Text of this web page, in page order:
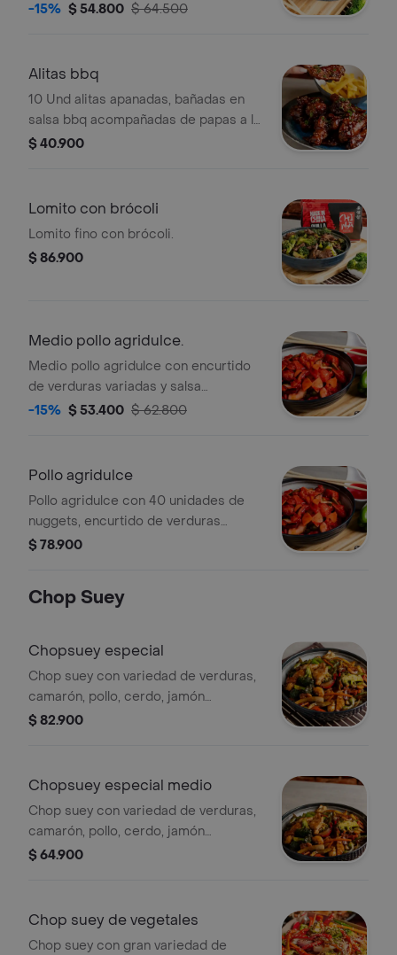
-15% $ 54.800 $ 64.500
Alitas bbq
10 Und alitas apanadas, bañadas en
salsa bbq acompañadas de papas a la
francesa
$ 40.900
Lomito con brócoli
Lomito fino con brócoli.
$ 86.900
Medio pollo agridulce.
Medio pollo agridulce con encurtido
de verduras variadas y salsa
agridulce.
-15% $ 53.400 $ 62.800
Pollo agridulce
Pollo agridulce con 40 unidades de
nuggets, encurtido de verduras
variadas y aderezado con salsa
$ 78.900
Chop Suey
Chopsuey especial
Chop suey con variedad de verduras,
camarón, pollo, cerdo, jamón
aderezado con salsas chinas.
$ 82.900
Chopsuey especial medio
Chop suey con variedad de verduras,
camarón, pollo, cerdo, jamón
aderezado con salsas chinas.
$ 64.900
Chop suey de vegetales
Chop suey con gran variedad de